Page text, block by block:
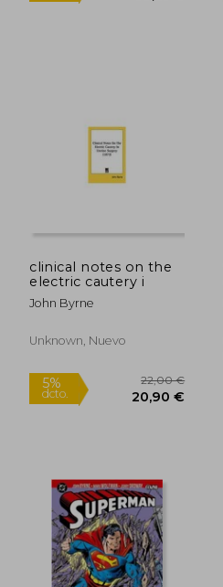
5%
dcto. 14,49 €
clinical notes on the
electric cautery i
John Byrne
Unknown, Nuevo